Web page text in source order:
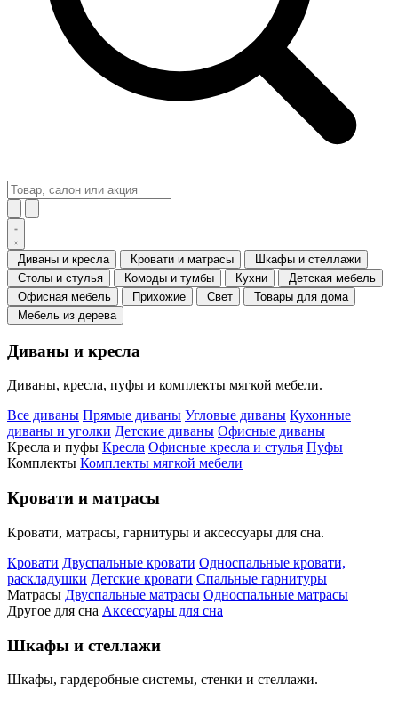
Диваны и кресла Кровати и матрасы
Шкафы и стеллажи
Столы и стулья
Комоды и тумбы Кухни
Детская мебель
Офисная мебель
Прихожие Свет
Товары для дома
Мебель из дерева
Диваны и кресла
Диваны, кресла, пуфы и комплекты мягкой мебели.
Все диваны Прямые диваны Угловые диваны Кухонные
диваны и уголки Детские диваны Офисные диваны
Кресла и пуфы Кресла Офисные кресла и стулья Пуфы
Комплекты Комплекты мягкой мебели
Кровати и матрасы
Кровати, матрасы, гарнитуры и аксессуары для сна.
Кровати Двуспальные кровати Односпальные кровати,
раскладушки Детские кровати Спальные гарнитуры
Матрасы Двуспальные матрасы Односпальные матрасы
Другое для сна Аксессуары для сна
Шкафы и стеллажи
Шкафы, гардеробные системы, стенки и стеллажи.